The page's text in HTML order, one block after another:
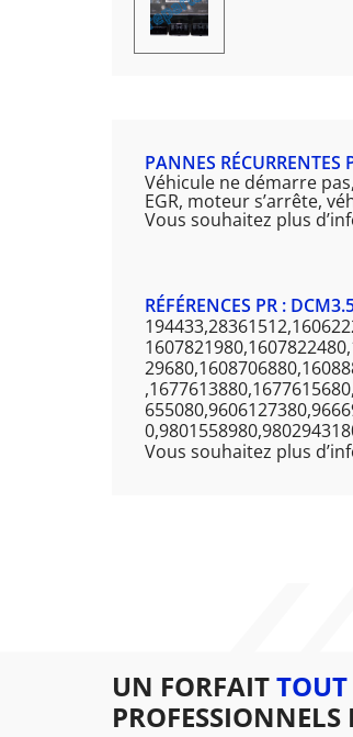
PANNES RÉCURRENTES
Véhicule ne démarre
EGR, moteur s’arrête,
Vous souhaitez plus
RÉFÉRENCES PR :
Vous souhaitez plus
UN FORFAIT
PROFESSIONNELS